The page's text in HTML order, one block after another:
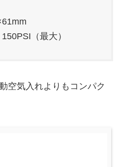
（最大）
空気入れよりもコンパク